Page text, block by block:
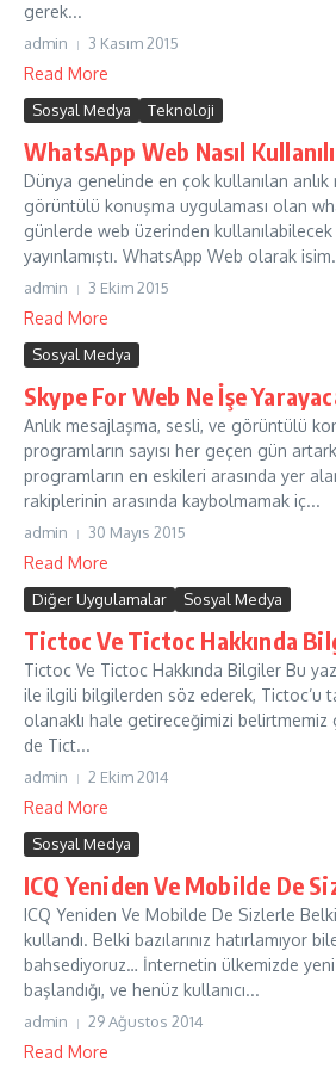
gerek...
admin 3 Kasım 2015
Read More
Sosyal Medya Teknoloji
WhatsApp Web Nasıl
Dünya genelinde en çok kullanılan anlık
görüntülü konuşma uygulaması olan
günlerde web üzerinden
yayınlamıştı. WhatsApp Web olarak
admin 3 Ekim 2015
Read More
Sosyal Medya
Skype For Web Ne İşe
Anlık mesajlaşma, sesli, ve görüntülü
programların sayısı her geçen gün
programların en eskileri arasında yer
rakiplerinin arasında kaybolmamak iç...
admin 30 Mayıs 2015
Read More
Diğer Uygulamalar Sosyal Medya
Tictoc Ve Tictoc Hakkında
Tictoc Ve Tictoc Hakkında Bilgiler Bu
ile ilgili bilgilerden söz ederek, Tictoc’u
olanaklı hale getireceğimizi belirtmemiz
de Tict...
admin 2 Ekim 2014
Read More
Sosyal Medya
ICQ Yeniden Ve Mobilde De
ICQ Yeniden Ve Mobilde De Sizlerle
kullandı. Belki bazılarınız hatırlamıyor
bahsediyoruz… İnternetin ülkemizde
başlandığı, ve henüz kullanıcı...
admin 29 Ağustos 2014
Read More